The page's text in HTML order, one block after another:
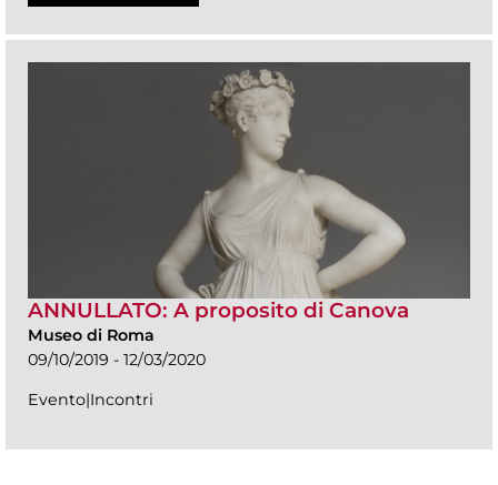
ANNULLATO: A proposito di Canova
Museo di Roma
09/10/2019 - 12/03/2020
Evento|Incontri